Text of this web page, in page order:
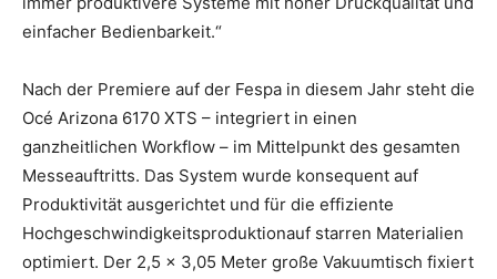
einfacher Bedienbarkeit.“
Nach der Premiere auf der Fespa in diesem Jahr steht die
Océ Arizona 6170 XTS – integriert in einen
ganzheitlichen Workflow – im Mittelpunkt des gesamten
Messeauftritts. Das System wurde konsequent auf
Produktivität ausgerichtet und für die effiziente
Hochgeschwindigkeitsproduktionauf starren Materialien
optimiert. Der 2,5 x 3,05 Meter große Vakuumtisch fixiert